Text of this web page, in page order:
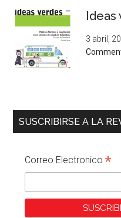
Ideas
3 abril,
SUSCRIBIRSE A LA
Correo Electronico*